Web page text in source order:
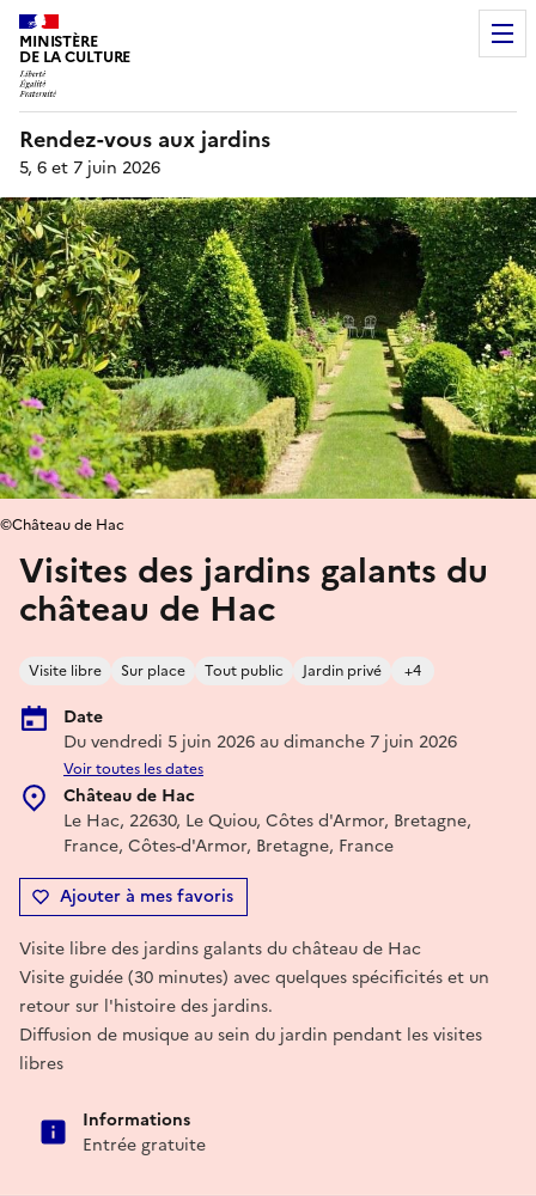
MINISTÈRE
DE LA CULTURE
Rendez-vous aux jardins
5, 6 et 7 juin 2026
Visites des jardins galants du
château de Hac
Visite libre Sur place Tout public Jardin privé +4
Date
Du vendredi 5 juin 2026 au dimanche 7 juin 2026
Voir toutes les dates
Château de Hac
Le Hac, 22630, Le Quiou, Côtes d'Armor, Bretagne,
France, Côtes-d'Armor, Bretagne, France
Ajouter à mes favoris
©Château de Hac
Visite libre des jardins galants du château de Hac
Visite guidée (30 minutes) avec quelques spécificités et un
retour sur l'histoire des jardins.
Diffusion de musique au sein du jardin pendant les visites
libres
Informations
Entrée gratuite